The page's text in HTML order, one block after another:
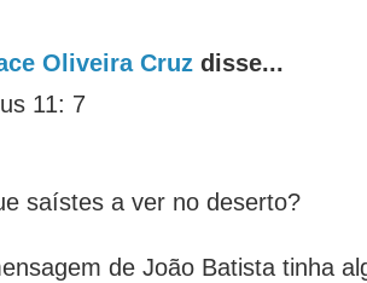
Oliveira Cruz disse...
11: 7
saístes a ver no deserto?
de João Batista tinha